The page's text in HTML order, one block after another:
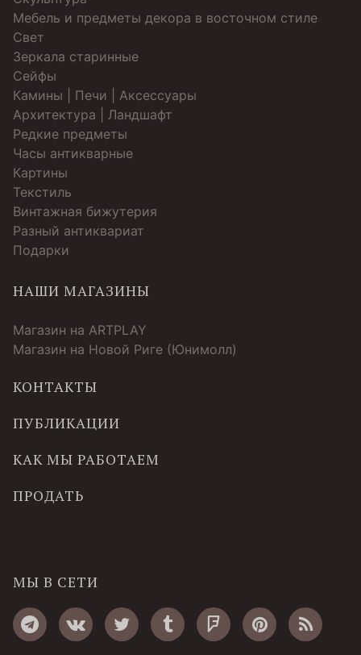
Мебель и предметы декора в восточном стиле
Свет
Зеркала старинные
Cейфы
Камины | Печи | Аксессуары
Архитектура | Ландшафт
Редкие предметы
Часы антикварные
Картины
Текстиль
Винтажная бижутерия
Разный антиквариат
Подарки
НАШИ МАГАЗИНЫ
Магазин на ARTPLAY
Магазин на Новой Риге (Юнимолл)
КОНТАКТЫ
ПУБЛИКАЦИИ
КАК МЫ РАБОТАЕМ
ПРОДАТЬ
МЫ В СЕТИ